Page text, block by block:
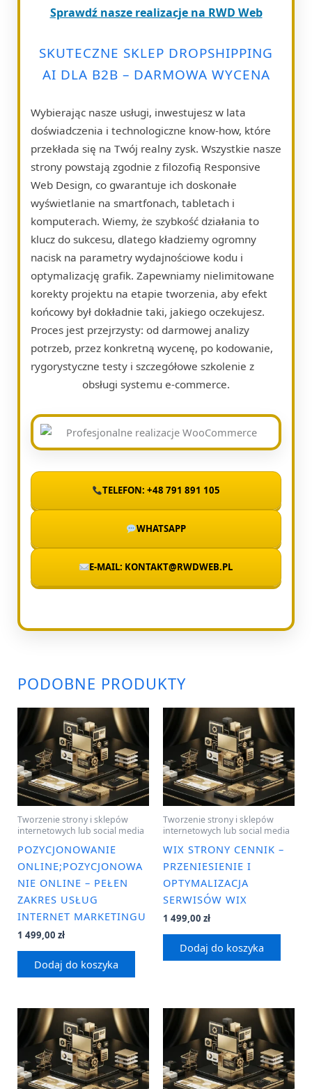
Sprawdź nasze realizacje na RWD Web
SKUTECZNE SKLEP DROPSHIPPING
AI DLA B2B – DARMOWA WYCENA
Wybierając nasze usługi, inwestujesz w lata
doświadczenia i technologiczne know-how, które
przekłada się na Twój realny zysk. Wszystkie nasze
strony powstają zgodnie z filozofią Responsive
Web Design, co gwarantuje ich doskonałe
wyświetlanie na smartfonach, tabletach i
komputerach. Wiemy, że szybkość działania to
klucz do sukcesu, dlatego kładziemy ogromny
nacisk na parametry wydajnościowe kodu i
optymalizację grafik. Zapewniamy nielimitowane
korekty projektu na etapie tworzenia, aby efekt
końcowy był dokładnie taki, jakiego oczekujesz.
Proces jest przejrzysty: od darmowej analizy
potrzeb, przez konkretną wycenę, po kodowanie,
rygorystyczne testy i szczegółowe szkolenie z
obsługi systemu e-commerce.
TELEFON: +48 791 891 105
WHATSAPP
E-MAIL: KONTAKT@RWDWEB.PL
PODOBNE PRODUKTY
Tworzenie strony i sklepów
internetowych lub social media
POZYCJONOWANIE
ONLINE;POZYCJONOWA
NIE ONLINE – PEŁEN
ZAKRES USŁUG
INTERNET MARKETINGU
1 499,00 zł
Dodaj do koszyka
Tworzenie strony i sklepów
internetowych lub social media
WIX STRONY CENNIK –
PRZENIESIENIE I
OPTYMALIZACJA
SERWISÓW WIX
1 499,00 zł
Dodaj do koszyka